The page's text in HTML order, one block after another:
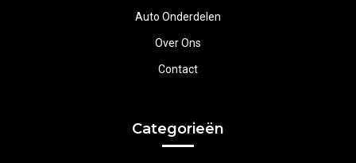
Auto Onderdelen
Over Ons
Contact
Categorieën